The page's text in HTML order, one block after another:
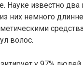
Науке известно
них немного
волос.